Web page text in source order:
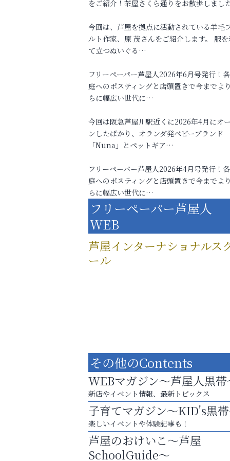
をご紹介！茶屋さくら通りをお散歩しまし
今回は、芦屋を拠点に活動されている羊毛
ルト作家、原 茂さんをご紹介します。 服を
て立つぬいぐる…
フリーペーパー芦屋人2026年6月号発行！
庭へのポスティングと店頭置きで今までよ
らに幅広い世代に…
今回は阪急芦屋川駅近くに2026年4月にオ
ンしたばかり、オランダ発ベビーブランド
「Nuna」とペットギア…
フリーペーパー芦屋人2026年4月号発行！
庭へのポスティングと店頭置きで今までよ
らに幅広い世代に…
フリーペーパー芦屋人
WEB
芦屋インターナショナルス
ール
「この学校に出会えて、本当によかった。
便利屋ファースト
その他のContents
WEBマガジン～芦屋人黒帯
新店やイベント情報、最新トピックス
子育てマガジン～KID's黒
楽しいイベントや体験記事も！
芦屋のおけいこ～芦屋
SchoolGuide～